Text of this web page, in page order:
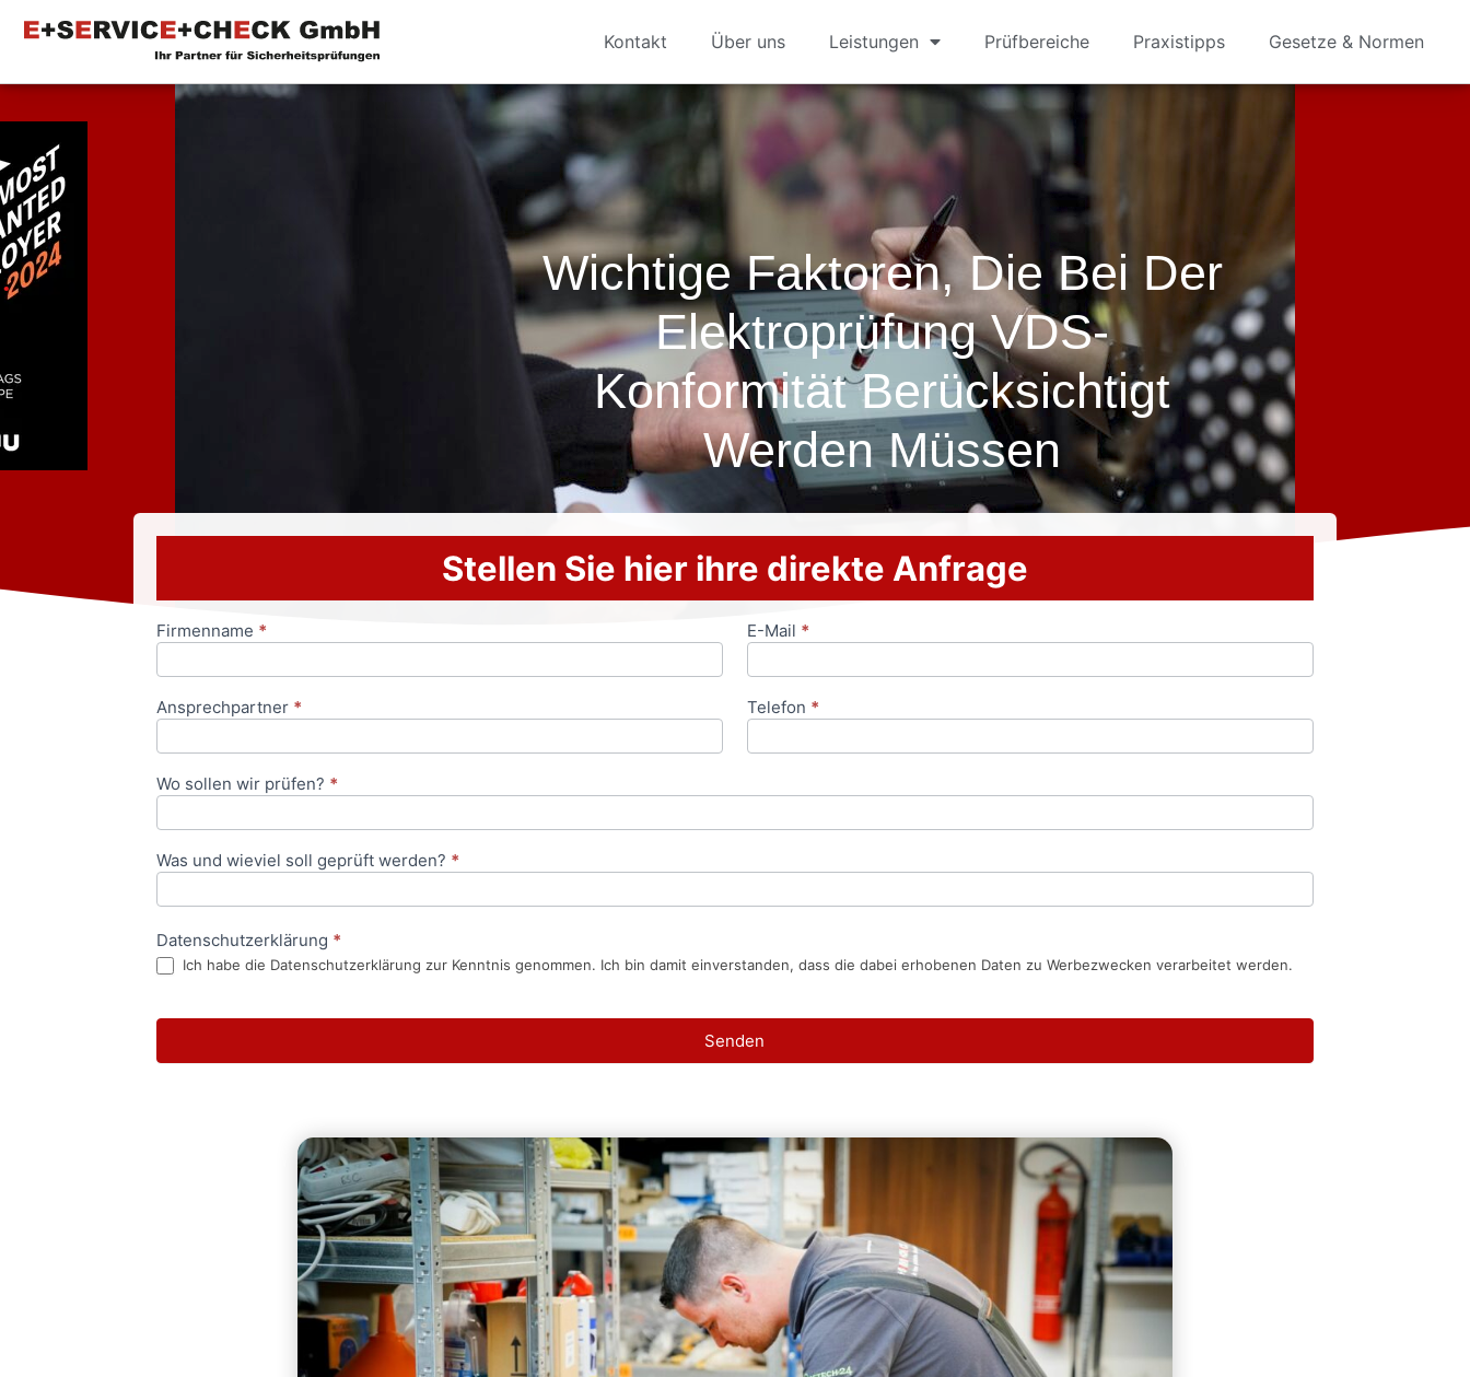
Kontakt Über uns Leistungen Prüfbereiche Praxistipps Gesetze & Normen
Wichtige Faktoren, Die Bei Der
Elektroprüfung VDS-
Konformität Berücksichtigt
Werden Müssen
Stellen Sie hier ihre direkte Anfrage
Anfrageformular
Firmenname * E-Mail *
Ansprechpartner * Telefon *
Wo sollen wir prüfen? *
Was und wieviel soll geprüft werden? *
Datenschutzerklärung *
Ich habe die Datenschutzerklärung zur Kenntnis genommen. Ich bin damit einverstanden, dass die dabei erhobenen Daten zu Werbezwecken verarbeitet werden.
Senden